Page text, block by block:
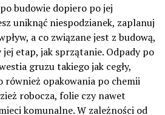
budowie dopiero po jej
uniknąć niespodzianek, zaplanuj
a co związane jest z budową,
etap, jak sprzątanie. Odpady po
gruzu takiego jak cegły,
również opakowania po chemii
robocza, folie czy nawet
komunalne. W zależności od